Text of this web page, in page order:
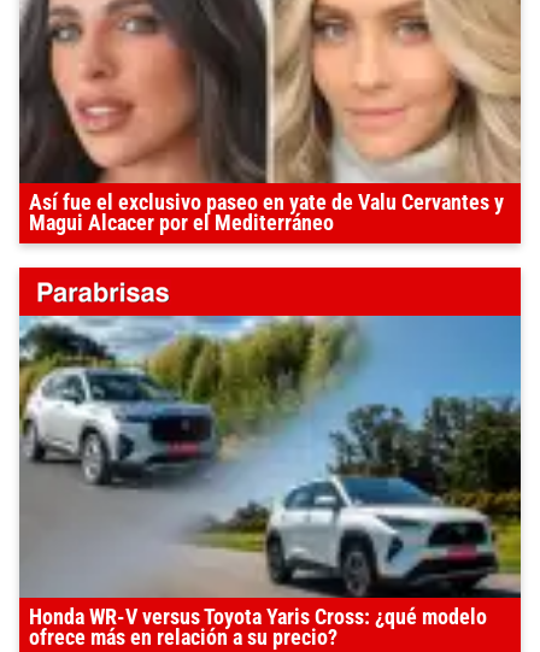
Así fue el exclusivo paseo en yate de Valu Cervantes y
Magui Alcacer por el Mediterráneo
Honda WR-V versus Toyota Yaris Cross: ¿qué modelo
ofrece más en relación a su precio?